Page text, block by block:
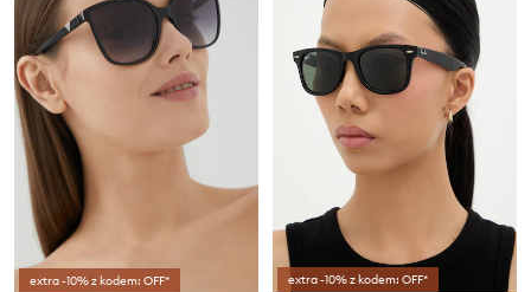
extra -10% z kodem: OFF* extra -10% z kodem: OFF*